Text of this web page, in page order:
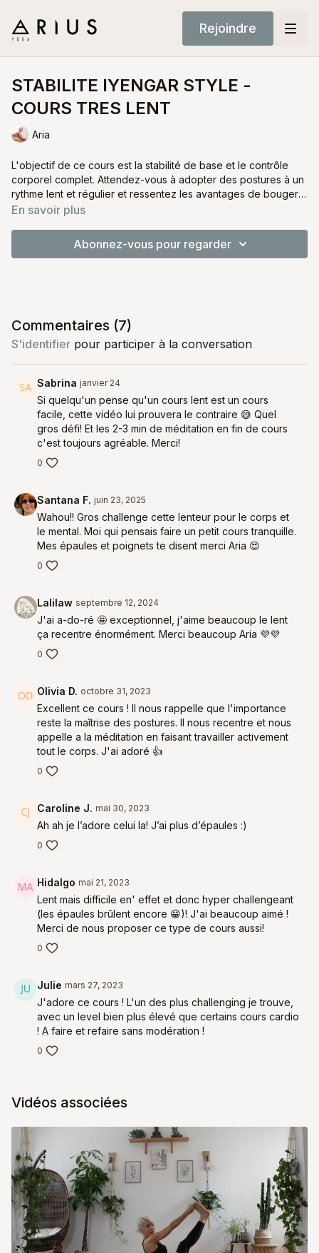
Rejoindre
STABILITE IYENGAR STYLE -
COURS TRES LENT
Aria
L'objectif de ce cours est la stabilité de base et le contrôle
corporel complet. Attendez-vous à adopter des postures à un
rythme lent et régulier et ressentez les avantages de bouger
avec une telle intention.
En savoir plus
Abonnez-vous pour regarder
Commentaires (7)
S'identifier pour participer à la conversation
Sabrina janvier 24
Si quelqu'un pense qu'un cours lent est un cours
facile, cette vidéo lui prouvera le contraire 😅 Quel
gros défi! Et les 2-3 min de méditation en fin de cours
c'est toujours agréable. Merci!
0
Santana F. juin 23, 2025
Wahou!! Gros challenge cette lenteur pour le corps et
le mental. Moi qui pensais faire un petit cours tranquille.
Mes épaules et poignets te disent merci Aria 😍
0
Lalilaw septembre 12, 2024
J'ai a-do-ré 🤩 exceptionnel, j'aime beaucoup le lent
ça recentre énormément. Merci beaucoup Aria 💜💜
0
Olivia D. octobre 31, 2023
Excellent ce cours ! Il nous rappelle que l'importance
reste la maîtrise des postures. Il nous recentre et nous
appelle a la méditation en faisant travailler activement
tout le corps. J'ai adoré 👍
0
Caroline J. mai 30, 2023
Ah ah je l’adore celui la! J’ai plus d’épaules :)
0
Hidalgo mai 21, 2023
Lent mais difficile en' effet et donc hyper challengeant
(les épaules brûlent encore 😁)! J'ai beaucoup aimé !
Merci de nous proposer ce type de cours aussi!
0
Julie mars 27, 2023
J'adore ce cours ! L'un des plus challenging je trouve,
avec un level bien plus élevé que certains cours cardio
! A faire et refaire sans modération !
0
Vidéos associées